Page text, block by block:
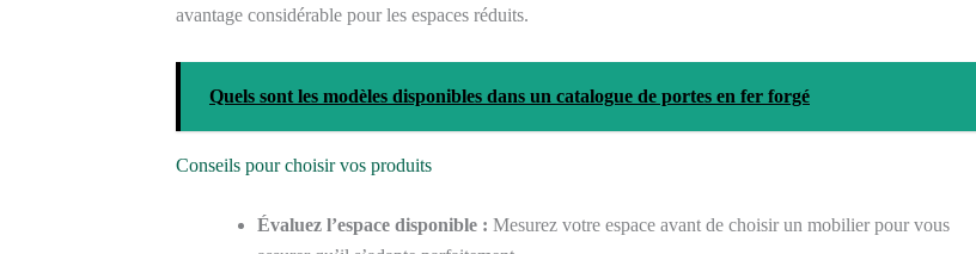
avantage considérable pour les espaces réduits.
Quels sont les modèles disponibles dans un catalogue de portes en fer forgé
Conseils pour choisir vos produits
Évaluez l’espace disponible : Mesurez votre espace avant de choisir un mobilier pour vous